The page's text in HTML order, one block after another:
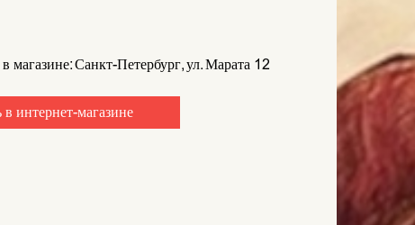
в магазине: Санкт-Петербург, ул. Марата 12
интернет-магазине